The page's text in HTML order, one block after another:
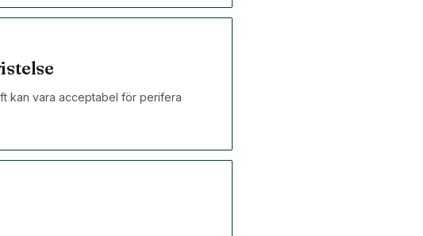
kan vara acceptabel för perifera